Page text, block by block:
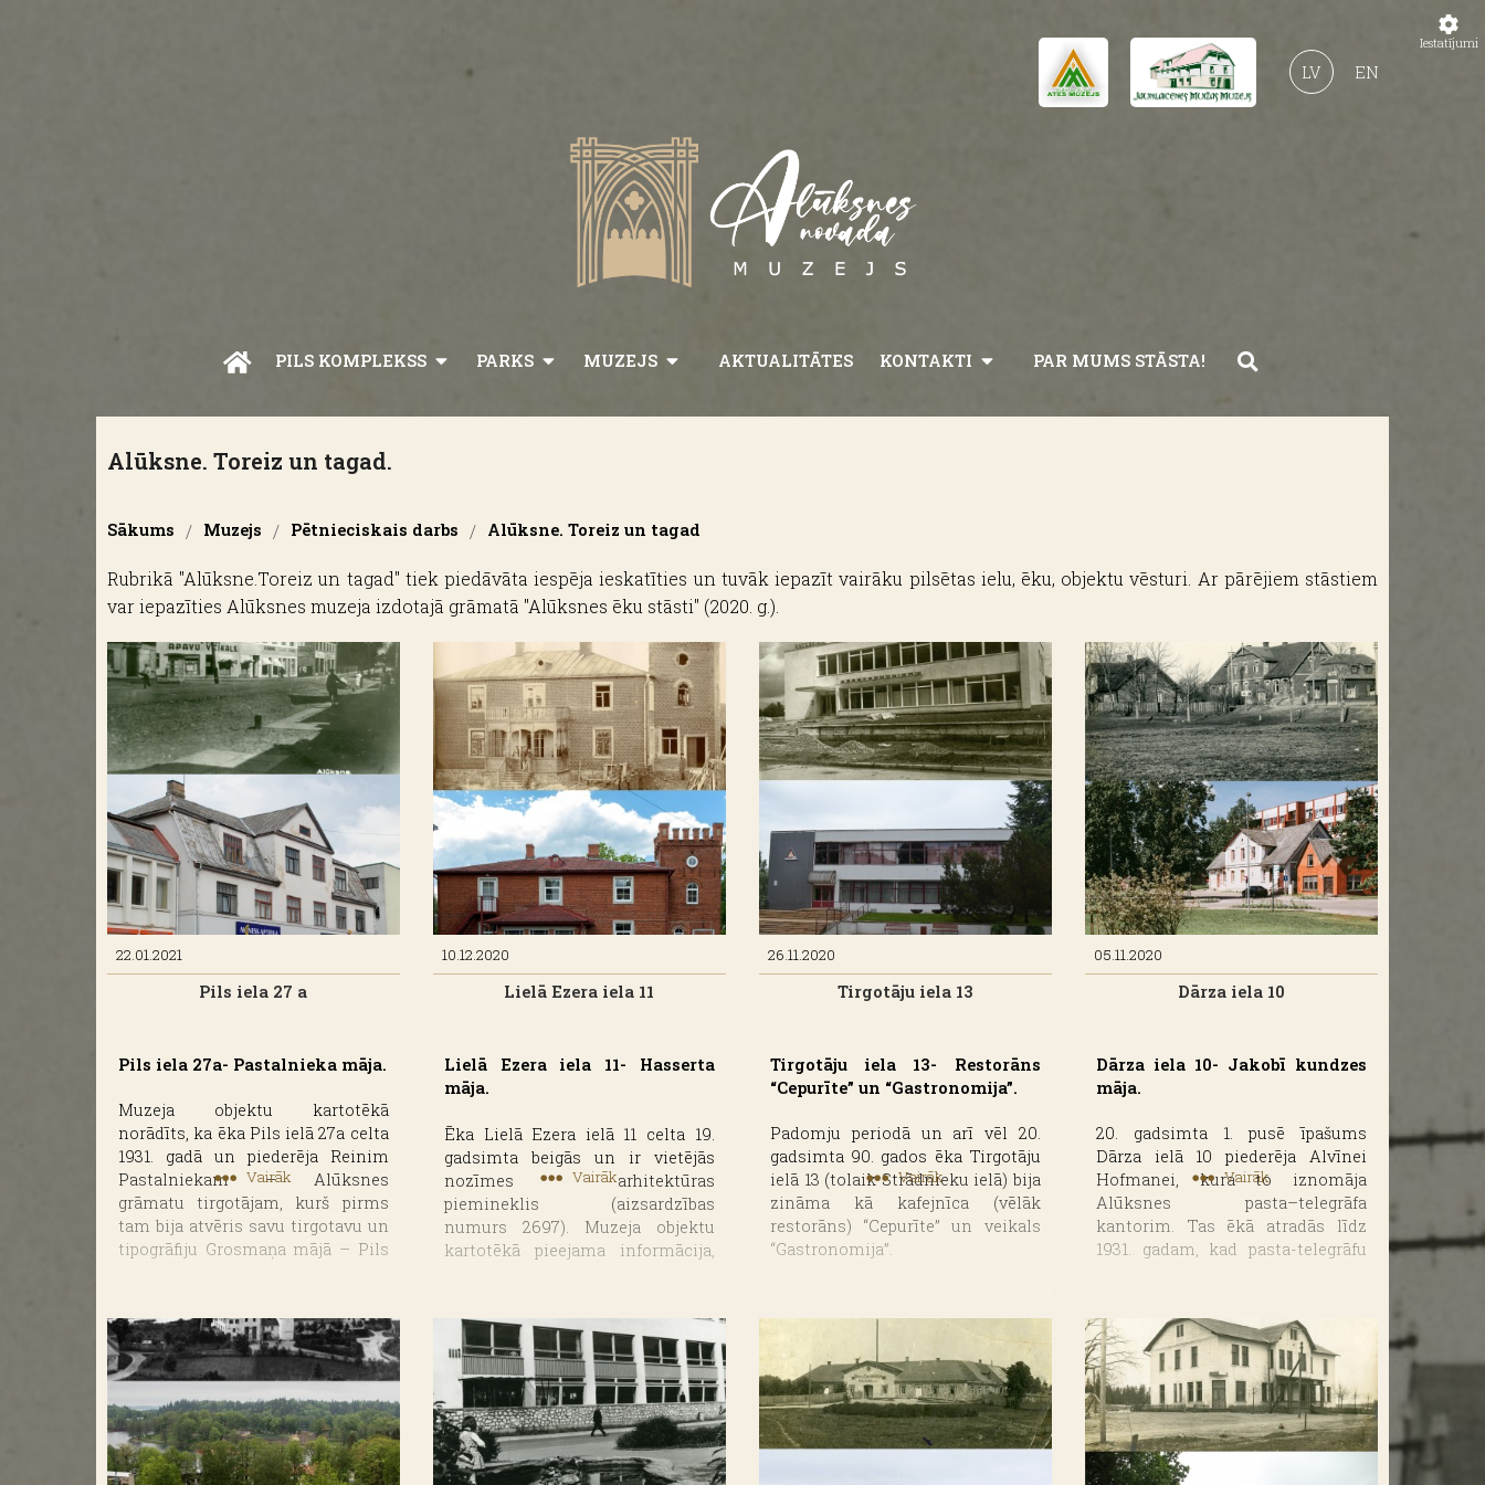
EN
LV
PILS KOMPLEKSS PARKS MUZEJS AKTUALITĀTES KONTAKTI PAR MUMS STĀSTA!
Alūksne. Toreiz un tagad.
Sākums / Muzejs / Pētnieciskais darbs / Alūksne. Toreiz un tagad
Rubrikā "Alūksne.Toreiz un tagad" tiek piedāvāta iespēja ieskatīties un tuvāk iepazīt vairāku pilsētas ielu, ēku, objektu vēsturi. Ar pārējiem stāstiem
var iepazīties Alūksnes muzeja izdotajā grāmatā "Alūksnes ēku stāsti" (2020. g.).
22.01.2021
Pils iela 27 a
Pils iela 27a- Pastalnieka māja.
Muzeja objektu kartotēkā
norādīts, ka ēka Pils ielā 27a celta
1931. gadā un piederēja Reinim
Pastalniekam – Alūksnes
grāmatu tirgotājam, kurš pirms
tam bija atvēris savu tirgotavu un
tipogrāfiju Grosmaņa mājā – Pils
nolemts, ka R. Pastalnieks var
pārcelt “Malienas Ziņas”
drukātavu uz Marijas ielu 5, kur
viņš ierīkoja elektrisko grāmatu
spiestuvi un galdniecību.
1932. gadā veikala un tipogrāfijas
iekārtas R. Pastalnieks pārcēla uz
Vairāk
10.12.2020
Lielā Ezera iela 11
Lielā Ezera iela 11- Hasserta
māja.
Ēka Lielā Ezera ielā 11 celta 19.
gadsimta beigās un ir vietējās
nozīmes arhitektūras
piemineklis (aizsardzības
numurs 2697). Muzeja objektu
kartotēkā pieejama informācija,
īpašums pārdots. Šo informāciju
apstiprina pirkšanas–pārdošanas
līgums, kurā norādīts, ka Natālija
Hassert, dzimusi Eisenberg-
Vēver, īpašumu pārdod Eduardam
Zvejniekam.
20. gadsimta pirmās puses
Vairāk
26.11.2020
Tirgotāju iela 13
Tirgotāju iela 13- Restorāns
“Cepurīte” un “Gastronomija”.
Padomju periodā un arī vēl 20.
gadsimta 90. gados ēka Tirgotāju
ielā 13 (tolaik Strādnieku ielā) bija
zināma kā kafejnīca (vēlāk
restorāns) “Cepurīte” un veikals
“Gastronomija”.
bija atvērtas vēl 20. gadsimta 90.
gados, taču vēlāk restorāns
slēgts.
Savukārt veikals “Gastronomija”
visu padomju periodu darbojās
ēkas pirmajā stāvā. Tas bija
Vairāk
05.11.2020
Dārza iela 10
Dārza iela 10- Jakobī kundzes
māja.
20. gadsimta 1. pusē īpašums
Dārza ielā 10 piederēja Alvīnei
Hofmanei, kura to iznomāja
Alūksnes pasta–telegrāfa
kantorim. Tas ēkā atradās līdz
1931. gadam, kad pasta-telegrāfu
periodā, 1930. gados, ēka
periodikas slejās dēvēta kā Jakobī
māja. 1936. gada laikrakstā
“Malienas Ziņas” var lasīt
sludinājumu: “Ar 1936. gada 18.
janvāri Dārza ielā 10 tiks rīkoti
saimniecības kursi, kuros varēs
apgūt silto, auksto, veģetāro
Vairāk
Iestatījumi